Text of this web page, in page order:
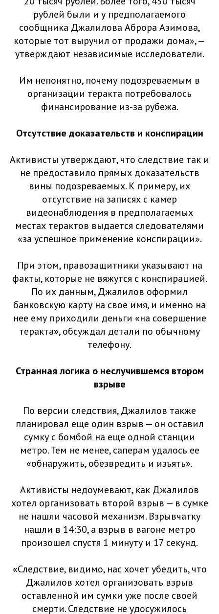
рублей были и у предполагаемого
сообщника Джалилова Аброра Азимова,
которые тот выручил от продажи дома», —
утверждают независимые исследователи.
Им непонятно, почему подозреваемым в
организации теракта потребовалось
финансирование из-за рубежа.
Отсутствие доказательств и конспирации
Активисты утверждают, что следствие так и
не предоставило прямых доказательств
вины подозреваемых. К примеру, их
отсутствие на записях с камер
видеонаблюдения в предполагаемых
местах терактов выдается следователями
«за успешное применение конспирации».
При этом, правозащитники указывают на
факты, которые не вяжутся с конспирацией.
По их данным, Джалилов оформил
банковскую карту на свое имя, и именно на
нее ему приходили деньги «на совершение
теракта», обсуждал детали по обычному
телефону.
Странная логика о неслучившемся втором
взрыве
По версии следствия, Джалилов также
планировал еще один взрыв — он оставил
сумку с бомбой на еще одной станции
метро. Тем не менее, саперам удалось ее
«обнаружить, обезвредить и изъять».
Активисты недоумевают, как Джалилов
хотел организовать второй взрыв — в сумке
не нашли часовой механизм. Взрывчатку
нашли в 14:30, а взрыв в вагоне метро
произошел спустя 1 минуту и 17 секунд.
«Следствие, видимо, нас хочет убедить, что
Джалилов хотел организовать взрыв
оставленной им сумки уже после своей
смерти. Следствие не удосужилось